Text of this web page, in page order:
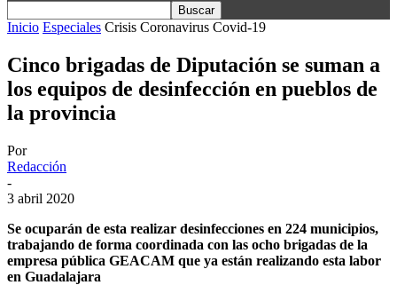
Inicio Especiales Crisis Coronavirus Covid-19
Cinco brigadas de Diputación se suman a
los equipos de desinfección en pueblos de
la provincia
Por
Redacción
-
3 abril 2020
Se ocuparán de esta realizar desinfecciones en 224 municipios,
trabajando de forma coordinada con las ocho brigadas de la
empresa pública GEACAM que ya están realizando esta labor
en Guadalajara